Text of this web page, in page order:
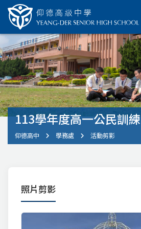
113學年度高一公民訓練
仰德高中 學務處 活動剪影
照片剪影